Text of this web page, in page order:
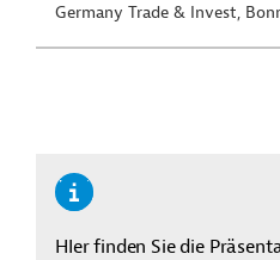
Germany Trade & Invest,
HIer finden Sie die